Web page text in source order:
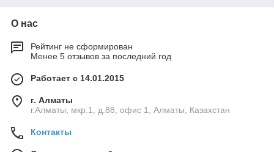
О нас
Рейтинг не сформирован
Менее 5 отзывов за последний год
Работает с 14.01.2015
г. Алматы
г.Алматы, мкр.1, д.88, офис 1, Алматы, Казахстан
Контакты